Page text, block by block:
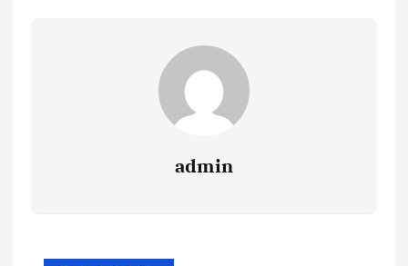
admin